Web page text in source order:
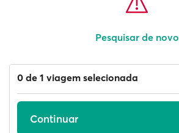
Pesquisar de novo
0 de 1 viagem selecionada
Continuar